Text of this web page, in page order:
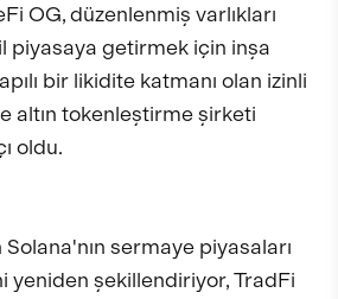
OG, düzenlenmiş varlıkları
piyasaya getirmek için inşa
bir likidite katmanı olan izinli
altın tokenleştirme şirketi
oldu.
sermaye piyasaları
yeniden şekillendiriyor, TradFi